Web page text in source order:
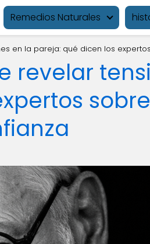
Remedios Naturales
en la pareja: qué dicen los
revelar